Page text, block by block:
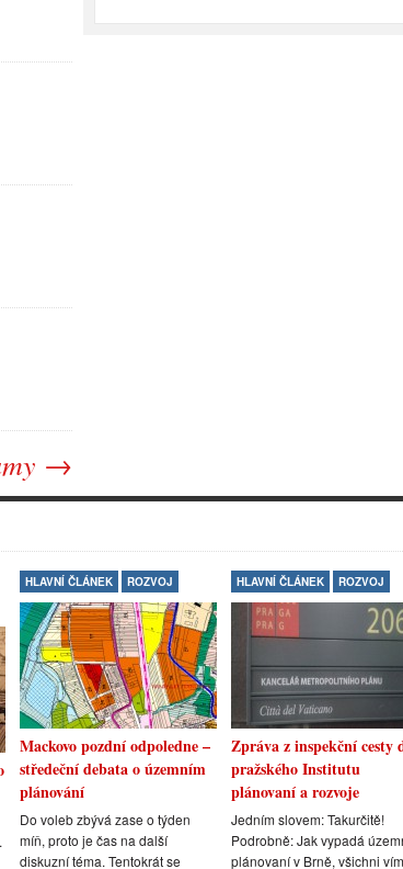
→
HLAVNÍ ČLÁNEK ROZVOJ
Mackovo pozdní odpoledne –
středeční debata o územním
plánování
Do voleb zbývá zase o týden
míň, proto je čas na další
diskuzní téma. Tentokrát se
HLAVNÍ ČLÁNEK ROZVOJ
Zpráva z inspekční cesty
pražského Institutu
plánovaní a rozvoje
Jedním slovem: Takurčitě!
Podrobně: Jak vypadá
plánovaní v Brně, všichni